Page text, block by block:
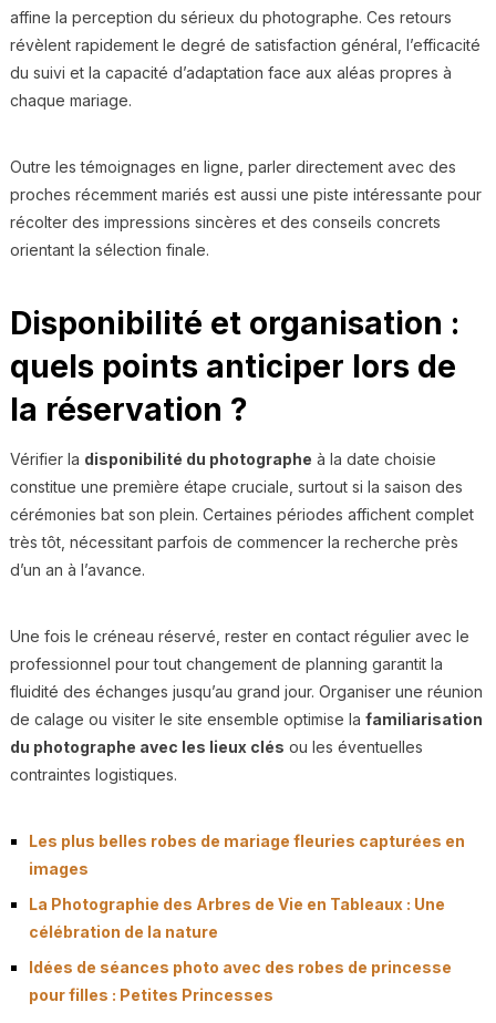
affine la perception du sérieux du photographe. Ces retours
révèlent rapidement le degré de satisfaction général, l’efficacité
du suivi et la capacité d’adaptation face aux aléas propres à
chaque mariage.
Outre les témoignages en ligne, parler directement avec des
proches récemment mariés est aussi une piste intéressante pour
récolter des impressions sincères et des conseils concrets
orientant la sélection finale.
Disponibilité et organisation :
quels points anticiper lors de
la réservation ?
Vérifier la disponibilité du photographe à la date choisie
constitue une première étape cruciale, surtout si la saison des
cérémonies bat son plein. Certaines périodes affichent complet
très tôt, nécessitant parfois de commencer la recherche près
d’un an à l’avance.
Une fois le créneau réservé, rester en contact régulier avec le
professionnel pour tout changement de planning garantit la
fluidité des échanges jusqu’au grand jour. Organiser une réunion
de calage ou visiter le site ensemble optimise la familiarisation
du photographe avec les lieux clés ou les éventuelles
contraintes logistiques.
Les plus belles robes de mariage fleuries capturées en
images
La Photographie des Arbres de Vie en Tableaux : Une
célébration de la nature
Idées de séances photo avec des robes de princesse
pour filles : Petites Princesses